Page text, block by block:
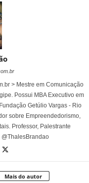
> Mestre em Comunicação
Possui MBA Executivo em
Getúlio Vargas - Rio
sobre Empreendedorismo,
Professor, Palestrante
@ThalesBrandao
Mais do autor